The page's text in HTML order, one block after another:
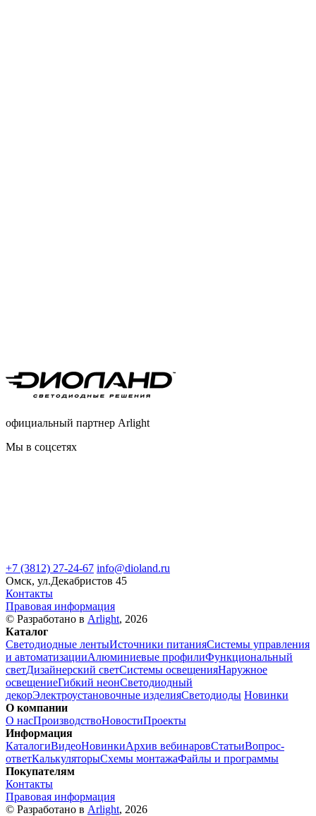
официальный партнер Arlight
Мы в соцсетях
+7 (3812) 27-24-67 info@dioland.ru
Омск, ул.Декабристов 45
Контакты
Правовая информация
© Разработано в Arlight, 2026
Каталог
Светодиодные лентыИсточники питанияСистемы управления
и автоматизацииАлюминиевые профилиФункциональный
светДизайнерский светСистемы освещенияНаружное
освещениеГибкий неонСветодиодный
декорЭлектроустановочные изделияСветодиоды Новинки
О компании
О насПроизводствоНовостиПроекты
Информация
КаталогиВидеоНовинкиАрхив вебинаровСтатьиВопрос-
ответКалькуляторыСхемы монтажаФайлы и программы
Покупателям
Контакты
Правовая информация
© Разработано в Arlight, 2026